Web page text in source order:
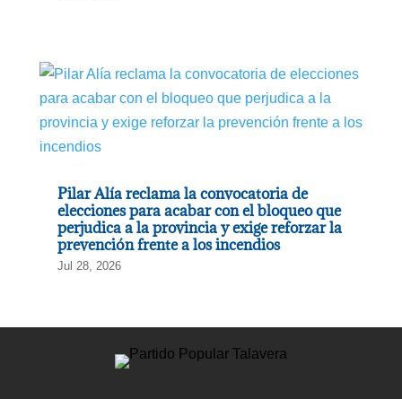
Pilar Alía reclama la convocatoria de
elecciones para acabar con el bloqueo que
perjudica a la provincia y exige reforzar la
prevención frente a los incendios
Jul 28, 2026